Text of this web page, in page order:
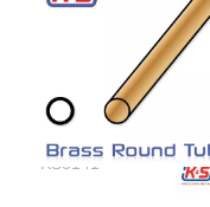
KS8141